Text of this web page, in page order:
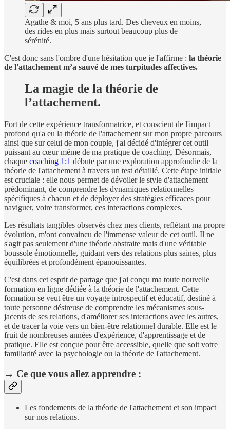
Agathe & moi, 5 ans plus tard. Des cheveux en moins,
des rides en plus mais surtout beaucoup plus de
sérénité.
C'est donc sans l'ombre d'une hésitation que je l'affirme : la théorie
de l'attachement m’a sauvé de mes turpitudes affectives.
La magie de la théorie de
l’attachement.
Fort de cette expérience transformatrice, et conscient de l'impact
profond qu'a eu la théorie de l'attachement sur mon propre parcours
ainsi que sur celui de mon couple, j'ai décidé d'intégrer cet outil
puissant au cœur même de ma pratique de coaching. Désormais,
chaque coaching 1:1 débute par une exploration approfondie de la
théorie de l'attachement à travers un test détaillé. Cette étape initiale
est cruciale : elle nous permet de dévoiler le style d'attachement
prédominant, de comprendre les dynamiques relationnelles
spécifiques à chacun et de déployer des stratégies efficaces pour
naviguer, voire transformer, ces interactions complexes.
Les résultats tangibles observés chez mes clients, reflétant ma propre
évolution, m'ont convaincu de l'immense valeur de cet outil. Il ne
s'agit pas seulement d'une théorie abstraite mais d'une véritable
boussole émotionnelle, guidant vers des relations plus saines, plus
équilibrées et profondément épanouissantes.
C'est dans cet esprit de partage que j'ai conçu ma toute nouvelle
formation en ligne dédiée à la théorie de l'attachement. Cette
formation se veut être un voyage introspectif et éducatif, destiné à
toute personne désireuse de comprendre les mécanismes sous-
jacents de ses relations, d'améliorer ses interactions avec les autres,
et de tracer la voie vers un bien-être relationnel durable. Elle est le
fruit de nombreuses années d'expérience, d'apprentissage et de
pratique. Elle est conçue pour être accessible, quelle que soit votre
familiarité avec la psychologie ou la théorie de l'attachement.
→ Ce que vous allez apprendre :
Les fondements de la théorie de l'attachement et son impact
sur nos relations.